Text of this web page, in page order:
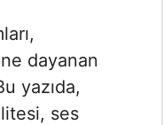
dayanan
yazıda,
ses